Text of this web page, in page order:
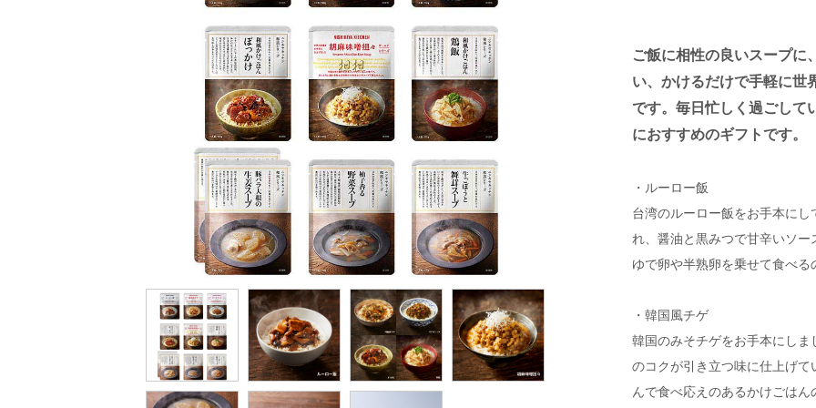
ご飯に相性の良いスープに
い、かけるだけで手軽に世
です。毎日忙しく過ごして
におすすめのギフトです。
・ルーロー飯
台湾のルーロー飯をお手本に
れ、醤油と黒みつで甘辛いソ
ゆで卵や半熟卵を乗せて食べる
・韓国風チゲ
韓国のみそチゲをお手本にし
のコクが引き立つ味に仕上げ
んで食べ応えのあるかけごはん